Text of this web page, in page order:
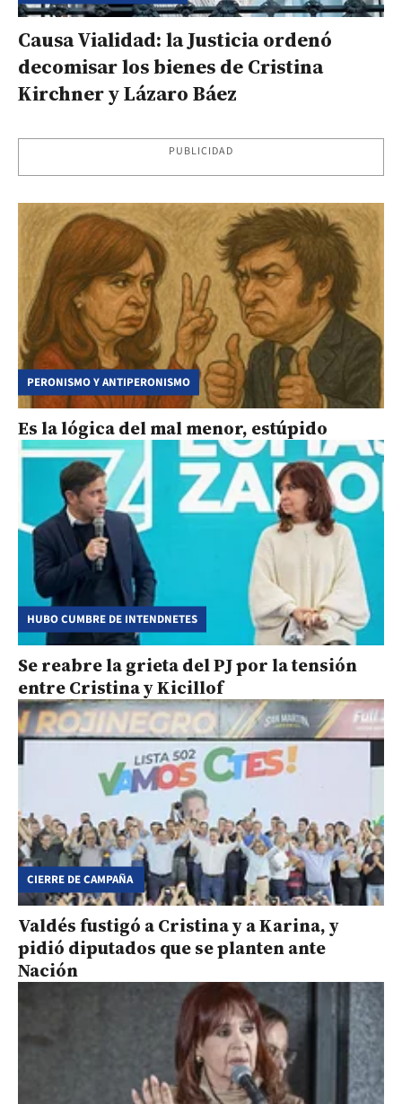
Causa Vialidad: la Justicia ordenó
decomisar los bienes de Cristina
Kirchner y Lázaro Báez
PUBLICIDAD
PERONISMO Y ANTIPERONISMO
Es la lógica del mal menor, estúpido
HUBO CUMBRE DE INTENDNETES
Se reabre la grieta del PJ por la tensión
entre Cristina y Kicillof
CIERRE DE CAMPAÑA
Valdés fustigó a Cristina y a Karina, y
pidió diputados que se planten ante
Nación